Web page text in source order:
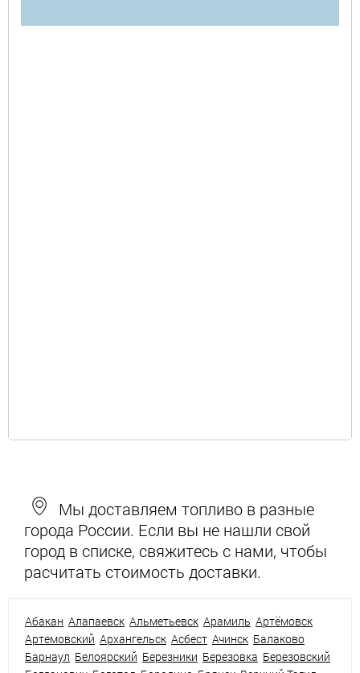
Мы доставляем топливо в разные
города России. Если вы не нашли свой
город в списке, свяжитесь с нами, чтобы
расчитать стоимость доставки.
Абакан Алапаевск Альметьевск Арамиль Артёмовск
Артемовский Архангельск Асбест Ачинск Балаково
Барнаул Белоярский Березники Березовка Березовский